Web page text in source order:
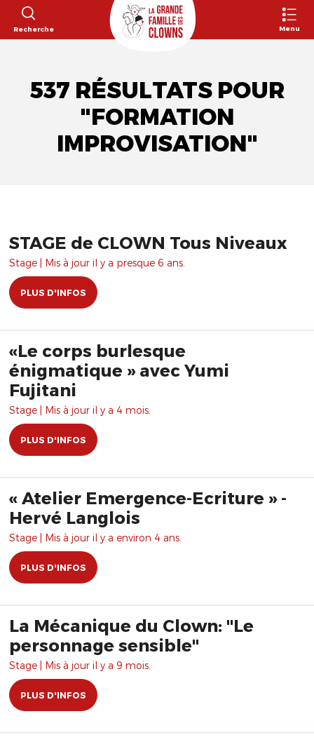
Recherche Menu
537 RÉSULTATS POUR
"FORMATION
IMPROVISATION"
STAGE de CLOWN Tous Niveaux
Stage | Mis à jour il y a presque 6 ans.
PLUS D'INFOS
«Le corps burlesque
énigmatique » avec Yumi
Fujitani
Stage | Mis à jour il y a 4 mois.
PLUS D'INFOS
« Atelier Emergence-Ecriture » -
Hervé Langlois
Stage | Mis à jour il y a environ 4 ans.
PLUS D'INFOS
La Mécanique du Clown: "Le
personnage sensible"
Stage | Mis à jour il y a 9 mois.
PLUS D'INFOS